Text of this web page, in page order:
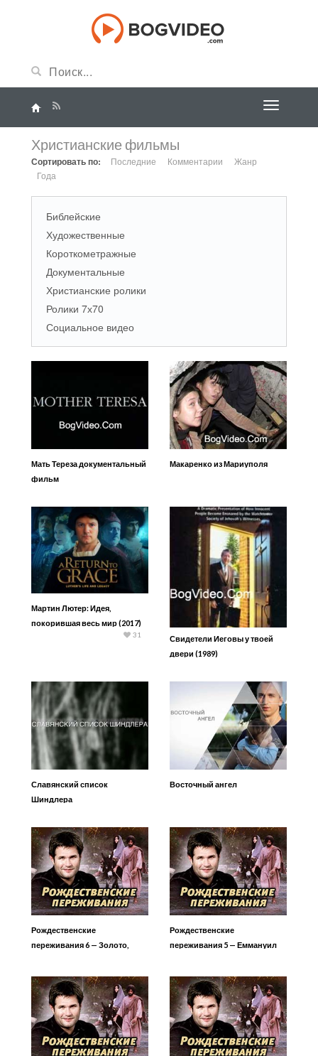
Христианские фильмы
Сортировать по: Последние Комментарии
Жанр
Года
Библейские
Художественные
Короткометражные
Документальные
Христианские ролики
Ролики 7х70
Социальное видео
Мать Тереза документальный
фильм
Макаренко из Мариуполя
Мартин Лютер: Идея,
покорившая весь мир (2017)
31
Свидетели Иеговы у твоей
двери (1989)
Славянский список
Шиндлера
Восточный ангел
Рождественские
переживания 6 — Золото,
Рождественские
переживания 5 — Еммануил